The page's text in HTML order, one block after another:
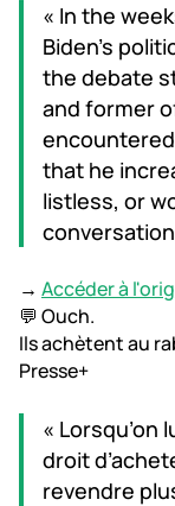
« In the
Biden’s
the debate
and former
that he
listless, or
→ Accéder à
💬 Ouch.
Ils achètent au
Presse+
« Lorsqu’on
droit
revendre